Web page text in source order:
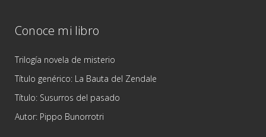
Conoce mi libro
Trilogía novela de misterio
Título genérico: La Bauta del Zendale
Título: Susurros del pasado
Autor: Pippo Bunorrotri